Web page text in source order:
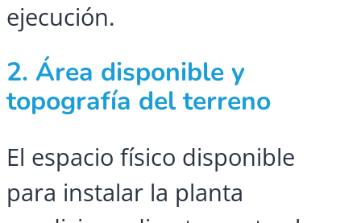
ejecución.
2. Área disponible y
topografía del terreno
El espacio físico disponible
para instalar la planta